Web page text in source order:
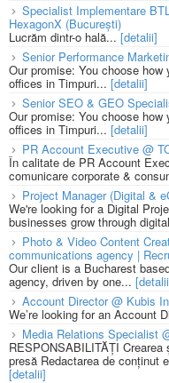
Specialist Implementare
HexagonX (București)
Lucrăm dintr-o hală...[detalii]
Senior Performance
Our promise: You choose
offices in Timpuri... [detalii]
Senior SEO & GEO
Our promise: You choose
offices in Timpuri... [detalii]
PR Account Executive @
În calitate de PR Account
comunicare corporate &
Project Manager (Digital &
We're looking for a Digital
businesses grow through
Photo & Video Content
communications agency |
Our client is a Bucharest
agency, driven by one...
Account Director @ Kubis
We’re looking for an Account
Media Relations Specialist
RESPONSABILITĂȚI
presă Redactarea de conținut
[detalii]